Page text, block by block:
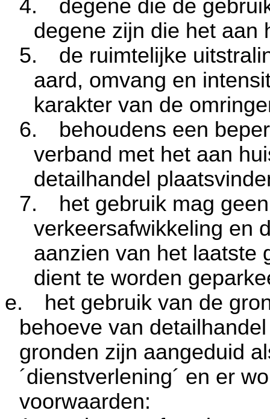
4.
degene die de
degene zijn die het aan
5.
de ruimtelijke
aard, omvang en
karakter van de
6.
behoudens een
verband met het aan
detailhandel
7.
het gebruik mag
verkeersafwikkeling en
aanzien van het laatste
dient te worden
e.
het gebruik van de
behoeve van
gronden zijn aangeduid
´dienstverlening´ en er
voorwaarden: